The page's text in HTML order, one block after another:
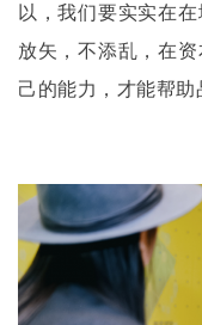
以，我们要实实在
放矢，不添乱，在
己的能力，才能帮助